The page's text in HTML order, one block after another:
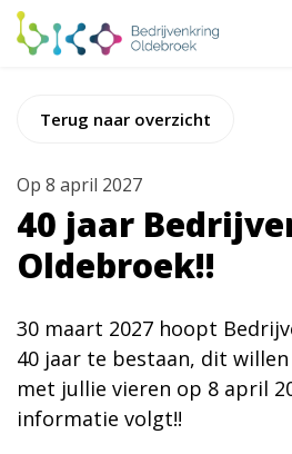
Terug naar overzicht
Op 8 april 2027
40 jaar
Oldebroek!!
30 maart 2027 hoopt
40 jaar te bestaan, dit
met jullie vieren op 8 april
informatie volgt!!